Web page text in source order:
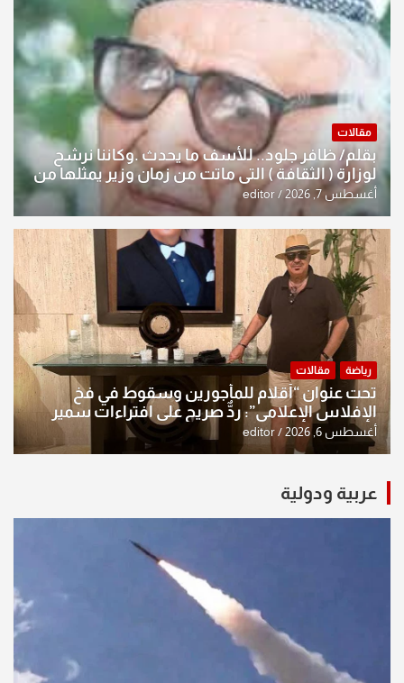
مقالات
بقلم/ ظافر جلود.. للأسف ما يحدث .وكاننا نرشح
لوزارة ( الثقافة ) التي ماتت من زمان وزير يمثلها من
النخبة والإرث العظيم للثقافة العراقية..
أغسطس 7, 2026 editor
رياضة مقالات
تحت عنوان “أقلام للمأجورين وسقوط في فخ
الإفلاس الإعلامي”: ردٌّ صريح على افتراءات سمير
الشكرجي
أغسطس 6, 2026 editor
عربية ودولية